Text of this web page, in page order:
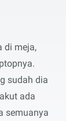
di meja,
sudah dia
ada
semuanya